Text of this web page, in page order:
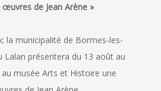
de Jean Arène »
la municipalité de Bormes-les-
Lalan présentera du 13 août au
musée Arts et Histoire une